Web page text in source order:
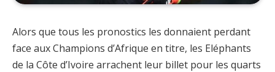
Alors que tous les pronostics les donnaient perdant
face aux Champions d’Afrique en titre, les Eléphants
de la Côte d’Ivoire arrachent leur billet pour les quarts